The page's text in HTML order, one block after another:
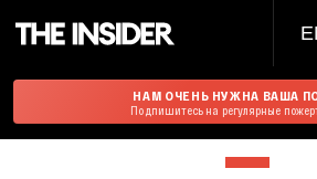
НАМ ОЧЕНЬ НУЖНА ВАША
Подпишитесь на регулярные